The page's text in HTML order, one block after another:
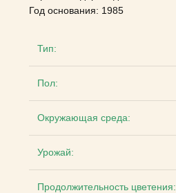
Год основания: 1985
Тип:
Пол:
Окружающая среда:
Урожай:
Продолжительность цветения: